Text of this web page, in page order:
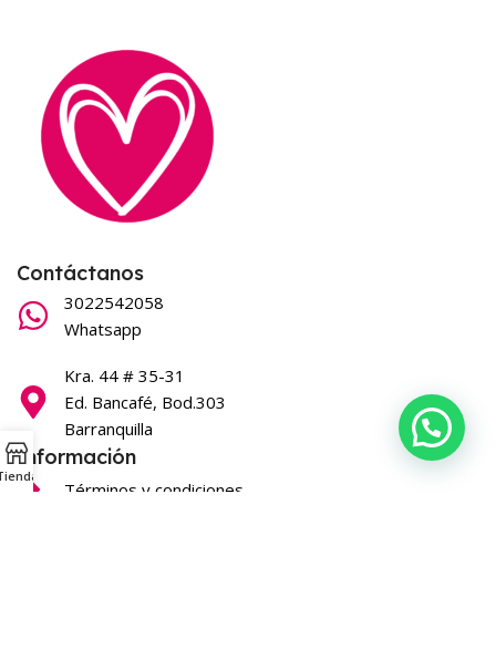
Contáctanos
3022542058
Whatsapp
Kra. 44 # 35-31
Ed. Bancafé, Bod.303
Barranquilla
Información
Términos y condiciones